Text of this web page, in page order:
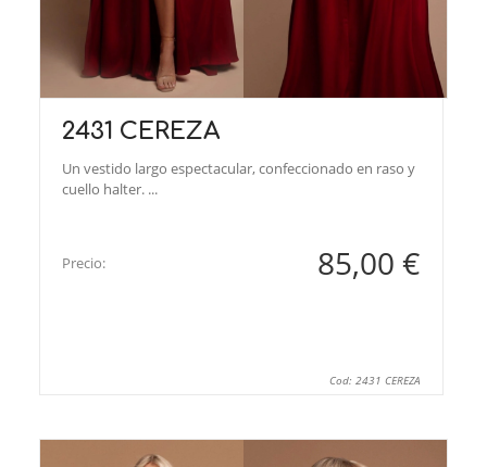
2431 CEREZA
Un vestido largo espectacular, confeccionado en raso y
cuello halter. ...
Precio: 85,00 €
Cod: 2431 CEREZA